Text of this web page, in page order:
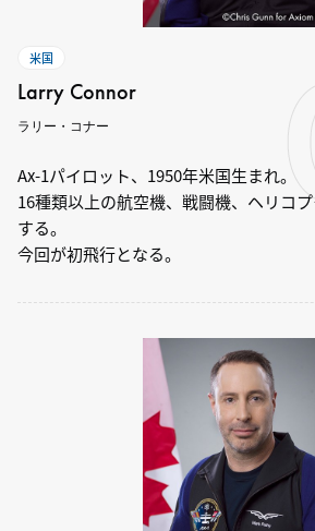
米国
Larry Connor
ラリー・コナー
Ax-1パイロット、1950年米国生まれ。
16種類以上の航空機、戦闘機、ヘリコ
する。
今回が初飛行となる。